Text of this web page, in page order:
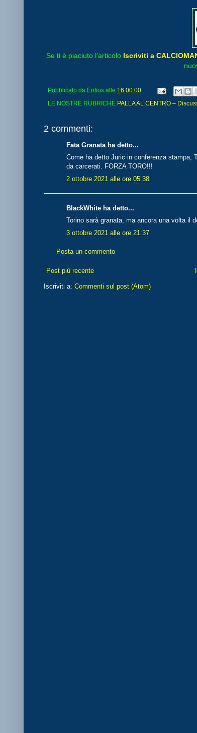
Se ti è piaciuto l’articolo Iscriviti a
Pubblicato da Entius alle 16:00:00
LE NOSTRE RUBRICHE PALLA AL CENTRO –
2 commenti:
Fata Granata ha detto...
Come ha detto Juric in conferenza stampa,
da carcerati. FORZA TORO!!!
2 ottobre 2021 alle ore 05:38
BlackWhite ha detto...
Torino sarà granata, ma ancora una volta il
3 ottobre 2021 alle ore 21:37
Posta un commento
Post più recente
Iscriviti a: Commenti sul post (Atom)